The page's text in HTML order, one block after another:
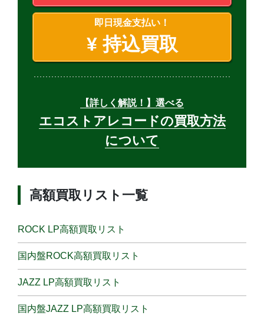
即日現金支払い！
¥持込買取
【詳しく解説！】選べる
エコストアレコードの買取方法
について
高額買取リスト一覧
ROCK LP高額買取リスト
国内盤ROCK高額買取リスト
JAZZ LP高額買取リスト
国内盤JAZZ LP高額買取リスト